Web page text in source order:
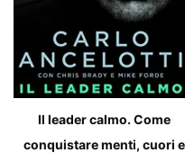
Il leader calmo. Come
conquistare menti, cuori e